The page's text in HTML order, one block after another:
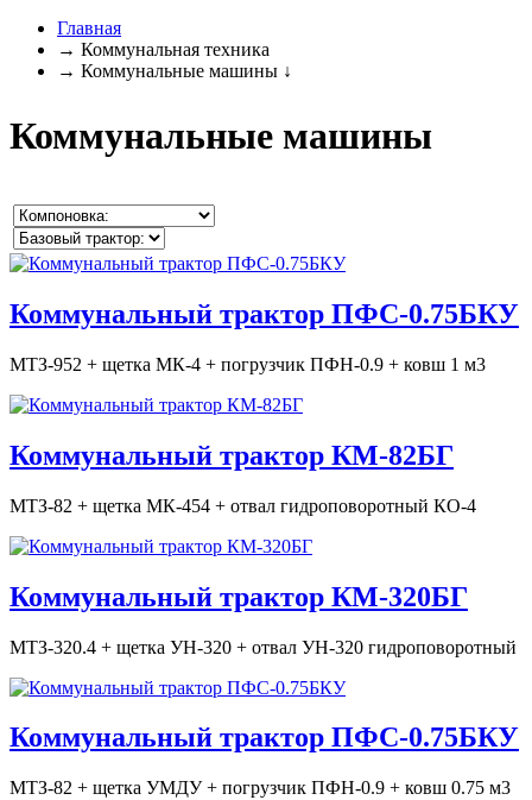
Главная
→ Коммунальная техника
→ Коммунальные машины ↓
Коммунальные машины
Коммунальный трактор ПФС-0.75БКУ
МТЗ-952 + щетка МК-4 + погрузчик ПФН-0.9 + ковш 1 м3
Коммунальный трактор КМ-82БГ
МТЗ-82 + щетка МК-454 + отвал гидроповоротный КО-4
Коммунальный трактор КМ-320БГ
МТЗ-320.4 + щетка УН-320 + отвал УН-320 гидроповоротный
Коммунальный трактор ПФС-0.75БКУ
МТЗ-82 + щетка УМДУ + погрузчик ПФН-0.9 + ковш 0.75 м3